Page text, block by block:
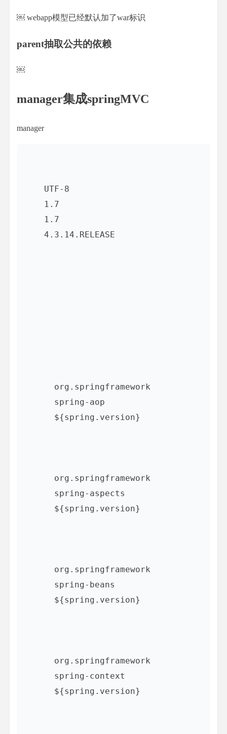
￼ webapp模型已经默认加了war标识
parent抽取公共的依赖
￼
manager集成springMVC
manager
UTF-8
1.7
1.7
4.3.14.RELEASE
org.springframework
spring-aop
${spring.version}
org.springframework
spring-aspects
${spring.version}
org.springframework
spring-beans
${spring.version}
org.springframework
spring-context
${spring.version}